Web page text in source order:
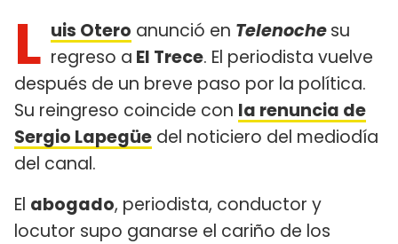
L uis Otero anunció en Telenochesu
regreso a El Trece. El periodista vuelve
después de un breve paso por la política.
Su reingreso coincide con la renuncia de
Sergio Lapegüe del noticiero del mediodía
del canal.
El abogado, periodista, conductor y
locutor supo ganarse el cariño de los